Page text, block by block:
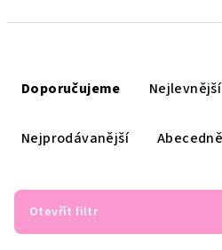
r
Doporučujeme Nejlevnější
Nejprodávanější Abecedně
Otevřít filtr